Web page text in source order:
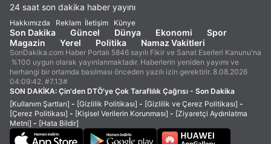
24 saat son dakika haber yayını
Hakkımızda Reklam İletişim Künye
Son Dakika Güncel Dünya Ekonomi
Spor
Magazin
Yerel Politika Namaz Vakitleri
SonDakika.com Haber Portalı 5846 sayılı Fikir ve Sanat Eserleri Kanunu'na
%100 uygun olarak yayınlanmaktadır. Haberlerin yeniden yayımı ve
herhangi bir ortamda basılması önceden yazılı izin gerektirir. 8.08.2026
04:09:42. #7.13#
SON DAKİKA: Çin'den DTÖ'ye Çok Taraflılık Çağrısı - Son Dakika
[Kullanım Şartları] - [Gizlilik Politikası] - [Gizlilik ve Çerez Politikası] -
[Çerez Politikası] - [Kişisel Verilerin Korunması] - [Ziyaretçi Aydınlatma
Metni] - [Hata Bildir]